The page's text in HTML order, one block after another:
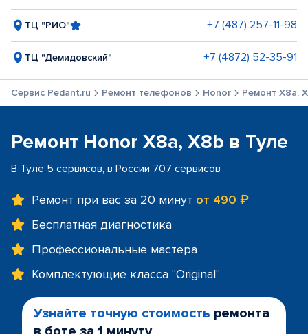
ТЦ "РИО" +7 (487) 257-11-98
ТЦ "Демидовский" +7 (4872) 52-35-91
Сервис Pedant.ru Ремонт телефонов Honor Ремонт X8a,
Ремонт Honor X8a, X8b в Туле
В Туле 5 сервисов, в России 707 сервисов
Ремонт при вас за 20 минут от 490 ₽
Бесплатная диагностика
Профессиональные мастера
Комплектующие класса "Original"
Узнайте точную стоимость ремонта